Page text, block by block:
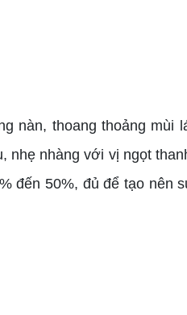
nàn, thoang thoảng mùi
nhàng với vị ngọt
đến 50%, đủ để tạo nên